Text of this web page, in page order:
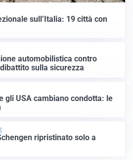
sull’Italia: 19 città con
automobilistica contro
sulla sicurezza
gli USA cambiano condotta: le
ripristinato solo a